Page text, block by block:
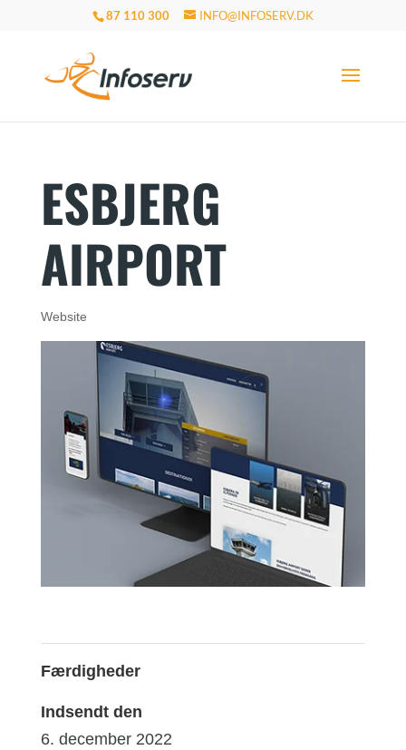
87 110 300 INFO@INFOSERV.DK
ESBJERG
AIRPORT
Website
Færdigheder
Indsendt den
6. december 2022